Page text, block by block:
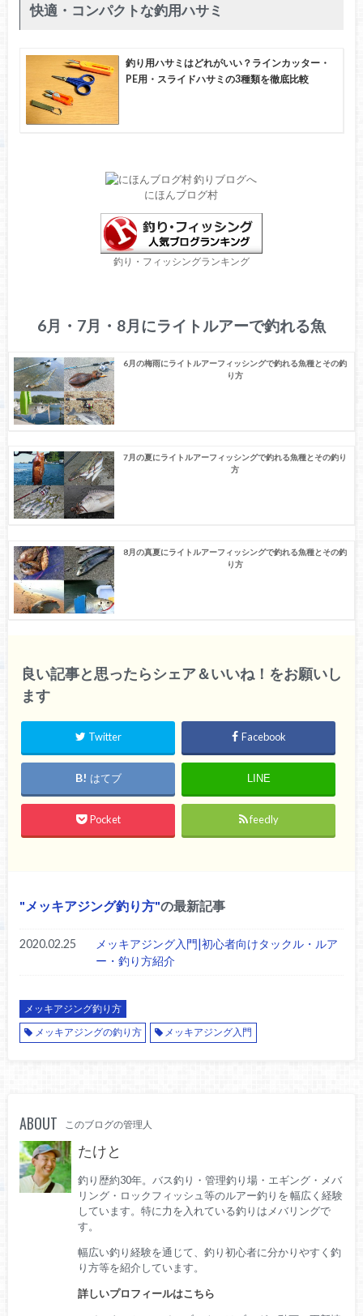
快適・コンパクトな釣用ハサミ
釣り用ハサミはどれがいい？ラインカッター・
PE用・スライドハサミの3種類を徹底比較
にほんブログ村
釣り・フィッシングランキング
6月・7月・8月にライトルアーで釣れる魚
6月の梅雨にライトルアーフィッシングで釣れる魚種とその釣
り方
7月の夏にライトルアーフィッシングで釣れる魚種とその釣り
方
8月の真夏にライトルアーフィッシングで釣れる魚種とその釣
り方
良い記事と思ったらシェア＆いいね！をお願いし
ます
Twitter Facebook
はてブ LINE
Pocket feedly
メッキアジング釣り方 の最新記事
2020.02.25
メッキアジング入門|初心者向けタックル・ルア
ー・釣り方紹介
メッキアジング釣り方
メッキアジングの釣り方
メッキアジング入門
ABOUT このブログの管理人
たけと
釣り歴約30年。バス釣り・管理釣り場・エギング・メバ
リング・ロックフィッシュ等のルアー釣りを 幅広く経験
しています。特に力を入れている釣りはメバリングで
す。
幅広い釣り経験を通じて、釣り初心者に分かりやすく釣
り方等を紹介しています。
詳しいプロフィールはこちら